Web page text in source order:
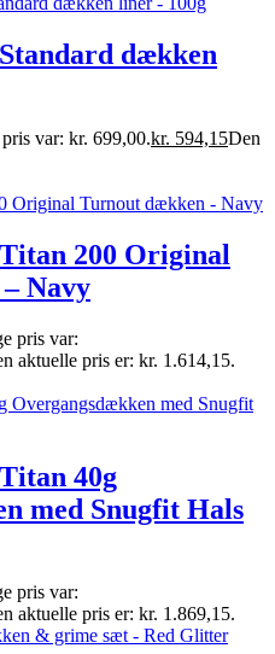
dækken
var: kr. 699,00.kr. 594,15Den
200 Original
Navy
pris var:
aktuelle pris er: kr. 1.614,15.
40g
med Snugfit Hals
pris var:
aktuelle pris er: kr. 1.869,15.